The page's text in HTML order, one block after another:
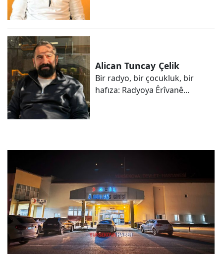
Alican Tuncay Çelik
Bir radyo, bir çocukluk, bir
hafıza: Radyoya Êrîvanê...